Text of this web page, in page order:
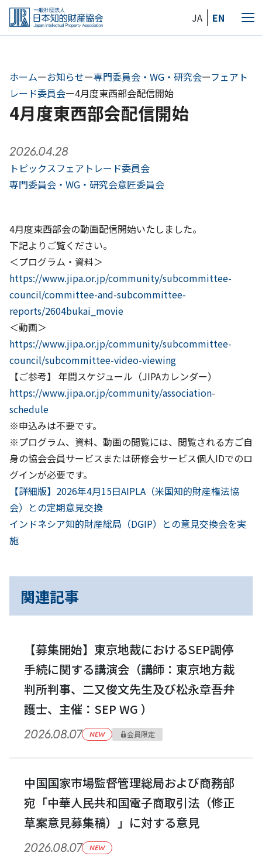
Skip
the
JA EN
メ
ホームーお知らせー専門委員会・WG・研究会ーフェアト
レード委員会ー4月度東西部会配信開始
4月度東西部会配信開始
2026.04.28
トピックスフェアトレード委員会
専門委員会・WG・研究会意匠委員会
4月度東西部会の動画配信開始いたしました。
下記よりご覧ください。
＜プログラム・資料＞
https://www.jipa.or.jp/community/subcommittee-
council/committee-and-subcommittee-
reports/2604bukai_movie
＜動画＞
https://www.jipa.or.jp/community/subcommittee-
council/subcommittee-video-viewing
【ご参考】 年間スケジュール（JIPAカレンダー）
https://www.jipa.or.jp/community/association-
schedule
※申込みは不要です。
※プログラム、資料、動画の閲覧には、閲覧される方ご自
身の協会会員サービスまたは研修会サービス個人IDでのロ
グインが必要です。
投
稿
ナ
ゲ
ー
前
へ
【詳細版】2026年4月15日AIPLA（米国知的財産権法協
会）との定期意見交換
次
へ
インドネシア知的財産総局（DGIP）との意見交換会を実
施
関連記事
【募集開始】東京地裁におけるSEP調停
手続に関する講演会（講師：東京地方裁
判所判事、二又俊文先生及び松永章吾弁
護士、主催：SEP WG ）
2026.08.07 NEW 会員限定
中国国家市場監督管理総局および商務部
宛「中華人民共和国電子商取引法（修正
草案意見募集稿）」に対する意見
2026.08.07 NEW